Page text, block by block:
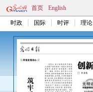
首页 English
时政 国际 时评 理论